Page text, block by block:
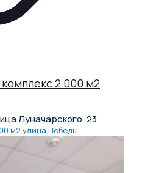
2 000 м2
Луначарского, 23